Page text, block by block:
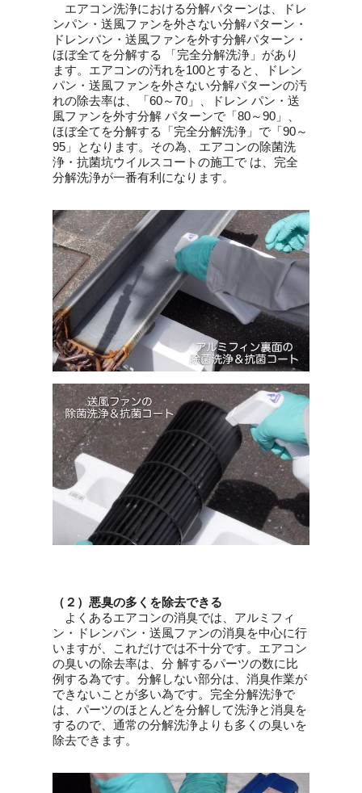
エアコン洗浄における分解パターンは、ドレ
ンパン・送風ファンを外さない分解パターン・
ドレンパン・送風ファンを外す分解パターン・
ほぼ全てを分解する 「完全分解洗浄」があり
ます。エアコンの汚れを100とすると、ドレン
パン・送風ファンを外さない分解パターンの汚
れの除去率は、「60～70」、ドレン パン・送
風ファンを外す分解 パターンで「80～90」、
ほぼ全てを分解する「完全分解洗浄」で「90～
95」となります。その為、エアコンの除菌洗
浄・抗菌坑ウイルスコートの施工で は、完全
分解洗浄が一番有利になります。
（２）悪臭の多くを除去できる
よくあるエアコンの消臭では、アルミフィ
ン・ドレンパン・送風ファンの消臭を中心に行
いますが、これだけでは不十分です。エアコン
の臭いの除去率は、分 解するパーツの数に比
例する為です。分解しない部分は、消臭作業が
できないことが多い為です。完全分解洗浄で
は、パーツのほとんどを分解して洗浄と消臭を
するので、通常の分解洗浄よりも多くの臭いを
除去できます。